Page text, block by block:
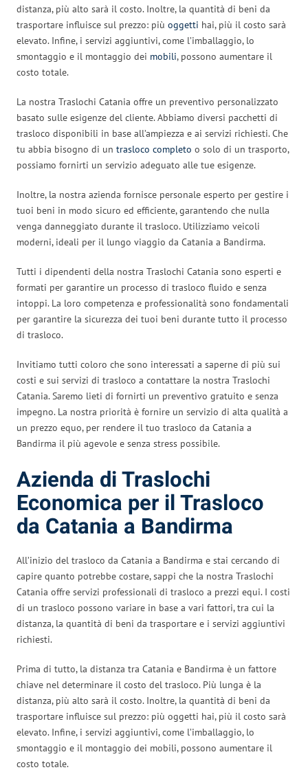
distanza, più alto sarà il costo. Inoltre, la quantità di beni da
trasportare influisce sul prezzo: più oggetti hai, più il costo sarà
elevato. Infine, i servizi aggiuntivi, come l’imballaggio, lo
smontaggio e il montaggio dei mobili, possono aumentare il
costo totale.
La nostra Traslochi Catania offre un preventivo personalizzato
basato sulle esigenze del cliente. Abbiamo diversi pacchetti di
trasloco disponibili in base all’ampiezza e ai servizi richiesti. Che
tu abbia bisogno di un trasloco completo o solo di un trasporto,
possiamo fornirti un servizio adeguato alle tue esigenze.
Inoltre, la nostra azienda fornisce personale esperto per gestire i
tuoi beni in modo sicuro ed efficiente, garantendo che nulla
venga danneggiato durante il trasloco. Utilizziamo veicoli
moderni, ideali per il lungo viaggio da Catania a Bandirma.
Tutti i dipendenti della nostra Traslochi Catania sono esperti e
formati per garantire un processo di trasloco fluido e senza
intoppi. La loro competenza e professionalità sono fondamentali
per garantire la sicurezza dei tuoi beni durante tutto il processo
di trasloco.
Invitiamo tutti coloro che sono interessati a saperne di più sui
costi e sui servizi di trasloco a contattare la nostra Traslochi
Catania. Saremo lieti di fornirti un preventivo gratuito e senza
impegno. La nostra priorità è fornire un servizio di alta qualità a
un prezzo equo, per rendere il tuo trasloco da Catania a
Bandirma il più agevole e senza stress possibile.
Azienda di Traslochi
Economica per il Trasloco
da Catania a Bandirma
All’inizio del trasloco da Catania a Bandirma e stai cercando di
capire quanto potrebbe costare, sappi che la nostra Traslochi
Catania offre servizi professionali di trasloco a prezzi equi. I costi
di un trasloco possono variare in base a vari fattori, tra cui la
distanza, la quantità di beni da trasportare e i servizi aggiuntivi
richiesti.
Prima di tutto, la distanza tra Catania e Bandirma è un fattore
chiave nel determinare il costo del trasloco. Più lunga è la
distanza, più alto sarà il costo. Inoltre, la quantità di beni da
trasportare influisce sul prezzo: più oggetti hai, più il costo sarà
elevato. Infine, i servizi aggiuntivi, come l’imballaggio, lo
smontaggio e il montaggio dei mobili, possono aumentare il
costo totale.